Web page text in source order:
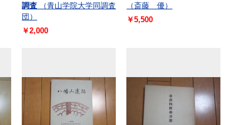
調査
（青山学院大学同調査
団）
￥2,000
（斎藤 優）
￥5,500